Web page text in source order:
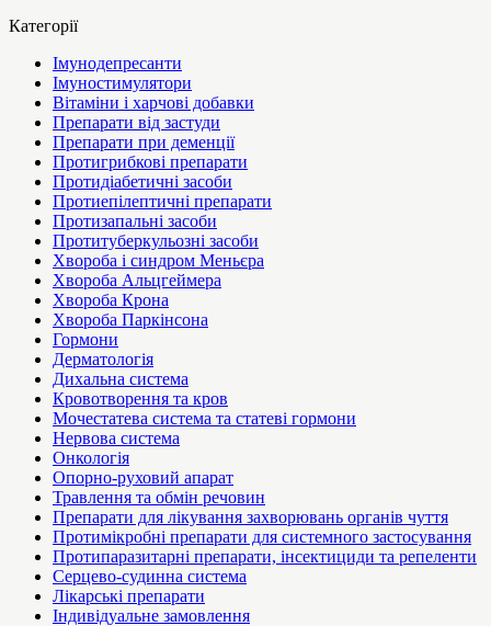
Категорії
Імунодепресанти
Імуностимулятори
Вітаміни і харчові добавки
Препарати від застуди
Препарати при деменції
Протигрибкові препарати
Протидіабетичні засоби
Протиепілептичні препарати
Протизапальні засоби
Протитуберкульозні засоби
Хвороба і синдром Меньєра
Хвороба Альцгеймера
Хвороба Крона
Хвороба Паркінсона
Гормони
Дерматологія
Дихальна система
Кровотворення та кров
Мочестатева система та статеві гормони
Нервова система
Онкологія
Опорно-руховий апарат
Травлення та обмін речовин
Препарати для лікування захворювань органів чуття
Протимікробні препарати для системного застосування
Протипаразитарні препарати, інсектициди та репеленти
Серцево-судинна система
Лікарські препарати
Індивідуальне замовлення